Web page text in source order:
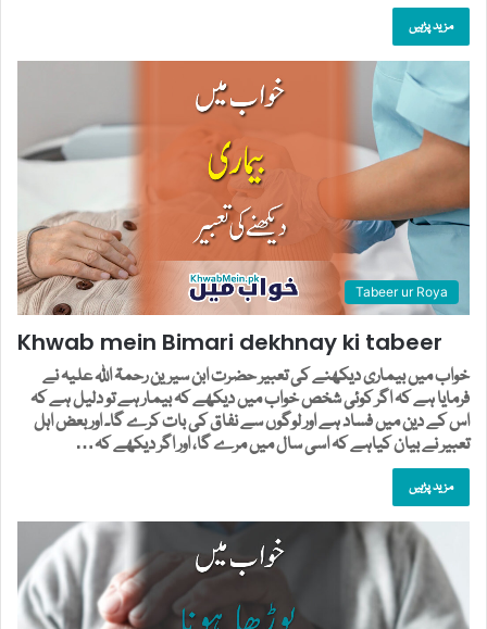
مزید پڑہیں
Tabeer ur Roya
Khwab mein Bimari dekhnay ki tabeer
خواب میں بیماری دیکھنے کی تعبیر حضرت ابن سیرین رحمۃ اللہ علیہ نے
فرمایا ہے کہ اگر کوئی شخص خواب میں دیکھے کہ بیمار ہے تو دلیل ہے کہ
اس کے دین میں فساد ہے اور لوگوں سے نفاق کی بات کرے گا۔ اور بعض اہل
تعبیر نے بیان کیاہے کہ اسی سال میں مرے گا، اور اگر دیکھے کہ…
مزید پڑہیں